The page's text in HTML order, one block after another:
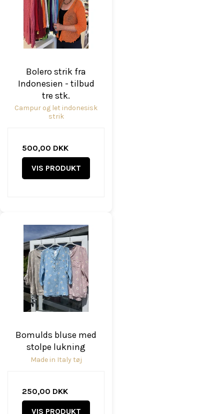
Bolero strik fra
Indonesien - tilbud
tre stk.
Campur og let indonesisk
strik
500,00 DKK
VIS PRODUKT
Bomulds bluse med
stolpe lukning
Made in Italy tøj
250,00 DKK
VIS PRODUKT